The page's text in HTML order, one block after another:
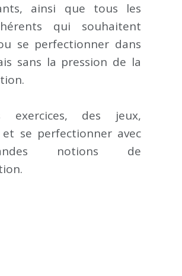
ainsi que tous les
qui souhaitent
se perfectionner dans
sans la pression de la
exercices, des jeux,
se perfectionner avec
notions de